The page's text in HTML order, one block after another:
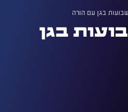
בגן עם הורה
בגן